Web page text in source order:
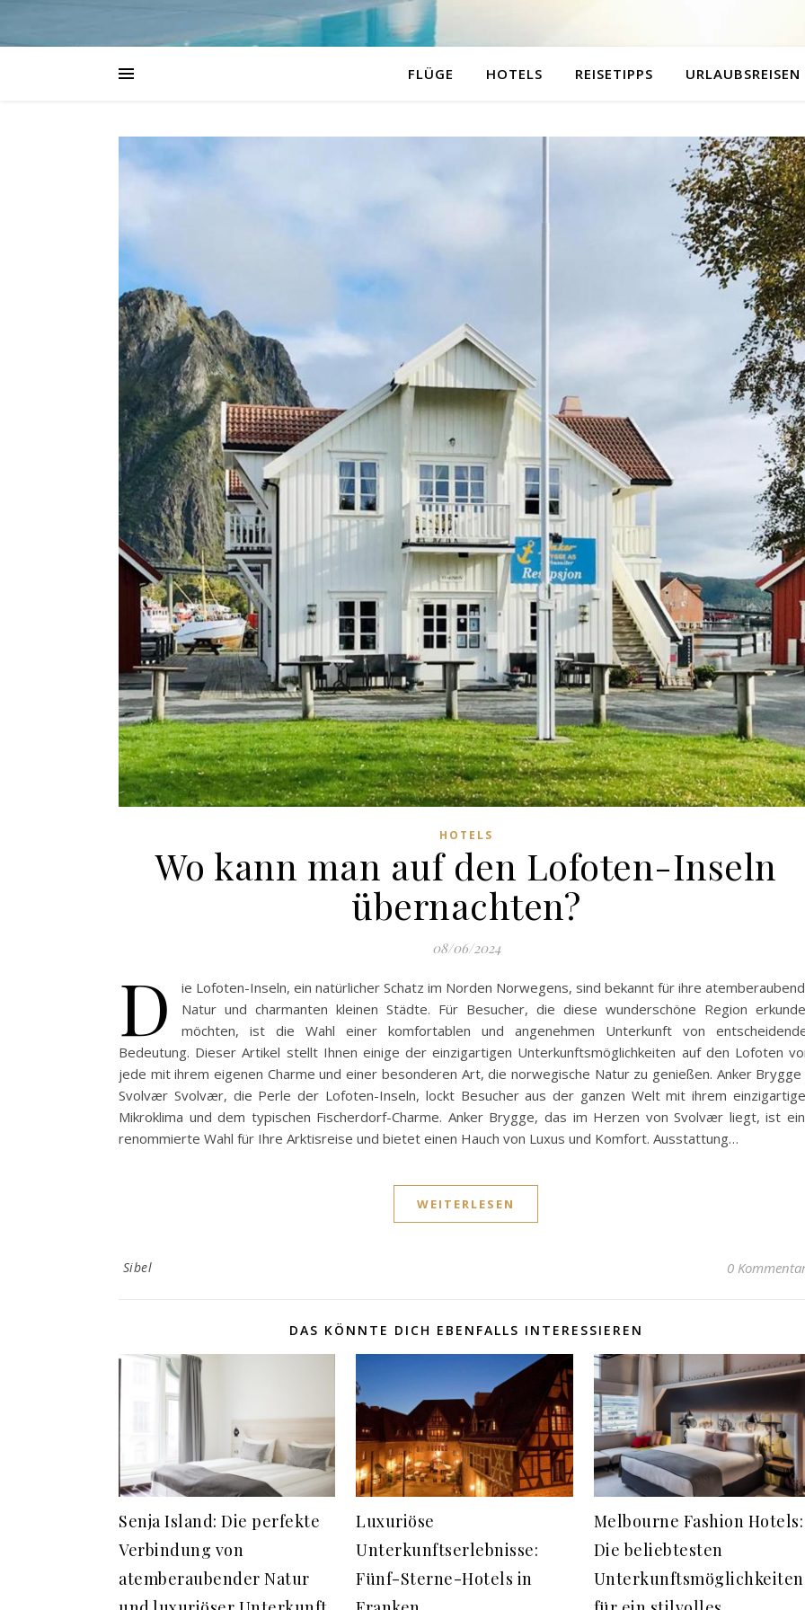
FLÜGE HOTELS REISETIPPS URLAUBSREISEN
HOTELS
Wo kann man auf den Lofoten-Inseln
übernachten?
08/06/2024
D
ie Lofoten-Inseln, ein natürlicher Schatz im Norden Norwegens, sind bekannt für ihre
Natur und charmanten kleinen Städte. Für Besucher, die diese wunderschöne Region
möchten, ist die Wahl einer komfortablen und angenehmen Unterkunft von
Bedeutung. Dieser Artikel stellt Ihnen einige der einzigartigen Unterkunftsmöglichkeiten auf den Lofoten
jede mit ihrem eigenen Charme und einer besonderen Art, die norwegische Natur zu genießen. Anker Brygge
Svolvær Svolvær, die Perle der Lofoten-Inseln, lockt Besucher aus der ganzen Welt mit ihrem
Mikroklima und dem typischen Fischerdorf-Charme. Anker Brygge, das im Herzen von Svolvær liegt, ist
renommierte Wahl für Ihre Arktisreise und bietet einen Hauch von Luxus und Komfort. Ausstattung…
WEITERLESEN
Sibel 0
DAS KÖNNTE DICH EBENFALLS INTERESSIEREN
Senja Island: Die perfekte
Verbindung von
atemberaubender Natur
Luxuriöse
Unterkunftserlebnisse:
Fünf-Sterne-Hotels in
Melbourne Fashion Hotels:
Die beliebtesten
Unterkunftsmöglichkeiten